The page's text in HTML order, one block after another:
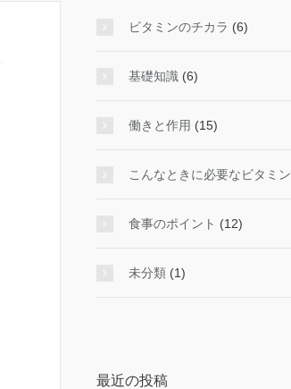
ビタミンのチカラ (6)
基礎知識 (6)
働きと作用 (15)
こんなときに必要なビタミン
食事のポイント (12)
未分類 (1)
最近の投稿